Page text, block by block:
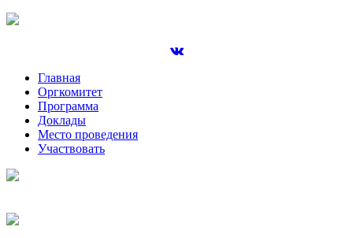
Главная
Оргкомитет
Программа
Доклады
Место проведения
Участвовать